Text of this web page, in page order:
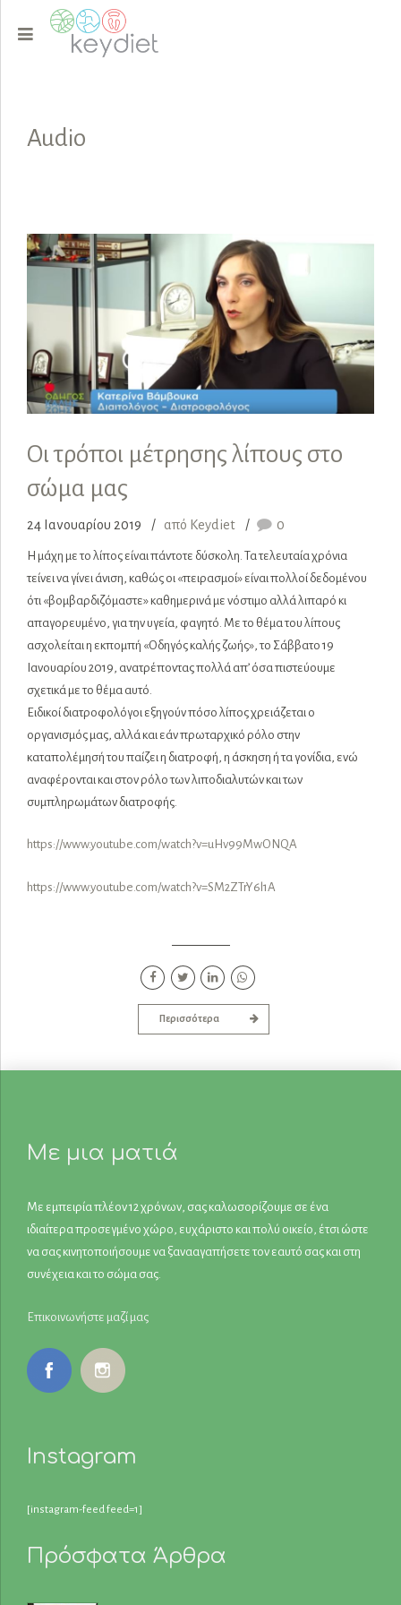
Audio
Οι τρόποι μέτρησης λίπους στο
σώμα μας
24 Ιανουαρίου 2019 από Keydiet 0
Η μάχη με το λίπος είναι πάντοτε δύσκολη. Τα τελευταία χρόνια
τείνει να γίνει άνιση, καθώς οι «πειρασμοί» είναι πολλοί δεδομένου
ότι «βομβαρδιζόμαστε» καθημερινά με νόστιμο αλλά λιπαρό κι
απαγορευμένο, για την υγεία, φαγητό. Με το θέμα του λίπους
ασχολείται η εκπομπή «Οδηγός καλής ζωής», το Σάββατο 19
Ιανουαρίου 2019, ανατρέποντας πολλά απ’ όσα πιστεύουμε
σχετικά με το θέμα αυτό.
Ειδικοί διατροφολόγοι εξηγούν πόσο λίπος χρειάζεται ο
οργανισμός μας, αλλά και εάν πρωταρχικό ρόλο στην
καταπολέμησή του παίζει η διατροφή, η άσκηση ή τα γονίδια, ενώ
αναφέρονται και στον ρόλο των λιποδιαλυτών και των
συμπληρωμάτων διατροφής.
https://www.youtube.com/watch?v=uHv99MwONQA
https://www.youtube.com/watch?v=SM2ZTrY6l1A
Περισσότερα
Με μια ματιά
Με εμπειρία πλέον 12 χρόνων, σας καλωσορίζουμε σε ένα
ιδιαίτερα προσεγμένο χώρο, ευχάριστο και πολύ οικείο, έτσι ώστε
να σας κινητοποιήσουμε να ξανααγαπήσετε τον εαυτό σας και στη
συνέχεια και το σώμα σας.
Επικοινωνήστε μαζί μας
Instagram
[instagram-feed feed=1]
Πρόσφατα Άρθρα